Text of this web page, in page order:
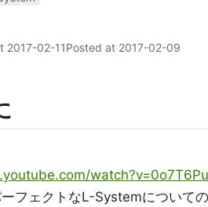
2017-02-11Posted at 2017-02-09
フェクトなL-Systemについて